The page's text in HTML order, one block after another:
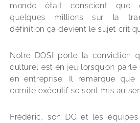
monde était conscient que
quelques millions sur la
définition ça devient le sujet
Notre DOSI porte la conviction
culturel est en jeu lorsqu’on
en entreprise. Il remarque que
comité exécutif se sont mis au
Frédéric, son DG et les